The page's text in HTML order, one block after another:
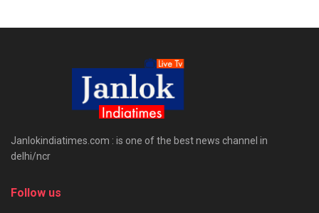
Janlokindiatimes.com : is one of the best news channel in
delhi/ncr
Follow us